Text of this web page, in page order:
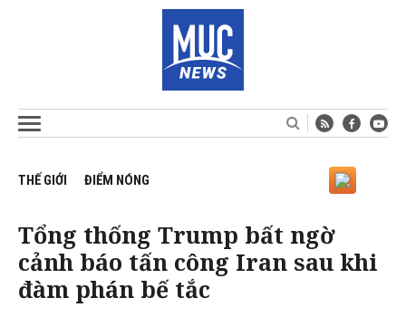
THẾ GIỚI ĐIỂM NÓNG
Tổng thống Trump bất ngờ
cảnh báo tấn công Iran sau khi
đàm phán bế tắc